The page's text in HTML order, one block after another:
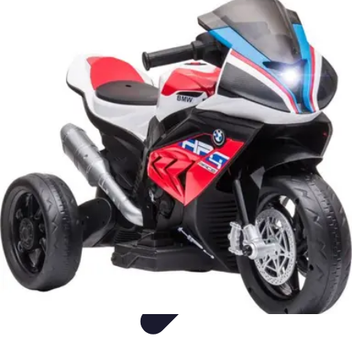
FestivalesVideojuegos Música
Entretenimiento Es